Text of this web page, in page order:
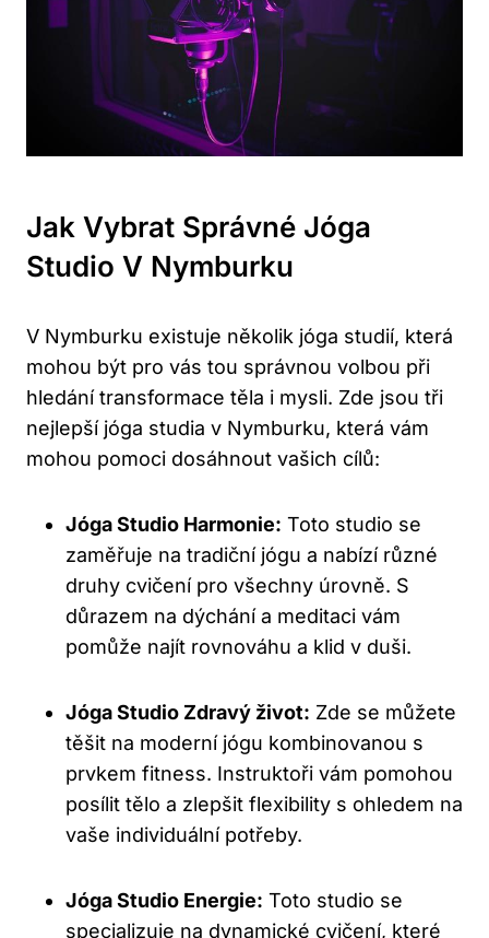
Jak Vybrat Správné Jóga
Studio V Nymburku
V Nymburku existuje několik jóga studií, která
mohou být pro vás tou správnou volbou při
hledání transformace těla i mysli. Zde jsou tři
nejlepší jóga studia v Nymburku, která vám
mohou pomoci dosáhnout vašich cílů:
Jóga Studio Harmonie: Toto studio se
zaměřuje na tradiční jógu a nabízí různé
druhy cvičení pro všechny úrovně. S
důrazem na dýchání a meditaci vám
pomůže najít rovnováhu a klid v duši.
Jóga Studio Zdravý život: Zde se můžete
těšit na moderní jógu kombinovanou s
prvkem fitness. Instruktoři vám pomohou
posílit tělo a zlepšit flexibility s ohledem na
vaše individuální potřeby.
Jóga Studio Energie: Toto studio se
specializuje na dynamické cvičení, které